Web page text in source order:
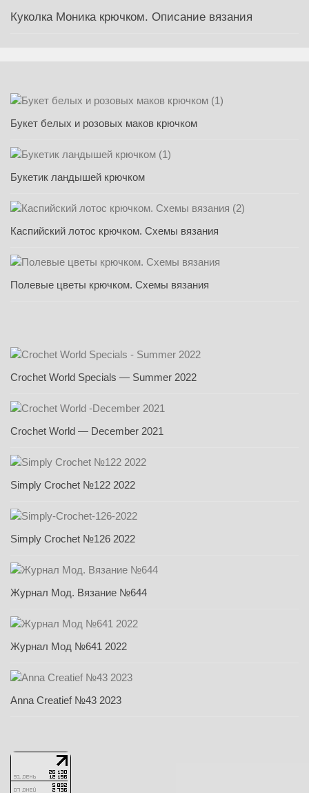
Куколка Моника крючком. Описание вязания
Букет белых и розовых маков крючком
Букетик ландышей крючком
Каспийский лотос крючком. Схемы вязания
Полевые цветы крючком. Схемы вязания
Crochet World Specials — Summer 2022
Crochet World — December 2021
Simply Crochet №122 2022
Simply Crochet №126 2022
Журнал Мод. Вязание №644
Журнал Мод №641 2022
Anna Creatief №43 2023